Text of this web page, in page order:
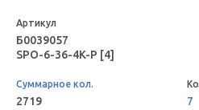
Б0039057
SPO-6-36-4K-P [4]
2719 7